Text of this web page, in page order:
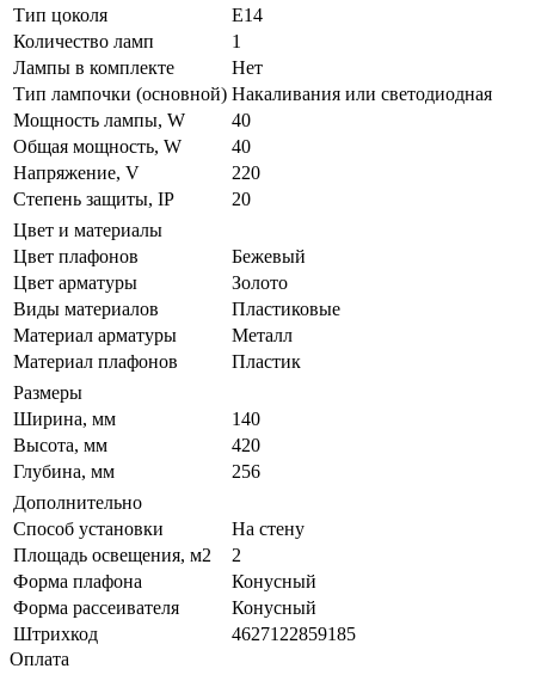
Тип цоколя
E14
Количество ламп
1
Лампы в комплекте
Нет
Тип лампочки (основной) Накаливания или светодиодная
Мощность лампы, W
40
Общая мощность, W
40
Напряжение, V
220
Степень защиты, IP
20
Цвет и материалы
Цвет плафонов
Бежевый
Цвет арматуры
Золото
Виды материалов
Пластиковые
Материал арматуры
Металл
Материал плафонов
Пластик
Размеры
Ширина, мм
140
Высота, мм
420
Глубина, мм
256
Дополнительно
Способ установки
На стену
Площадь освещения, м2
2
Форма плафона
Конусный
Форма рассеивателя
Конусный
Штрихкод
4627122859185
Оплата